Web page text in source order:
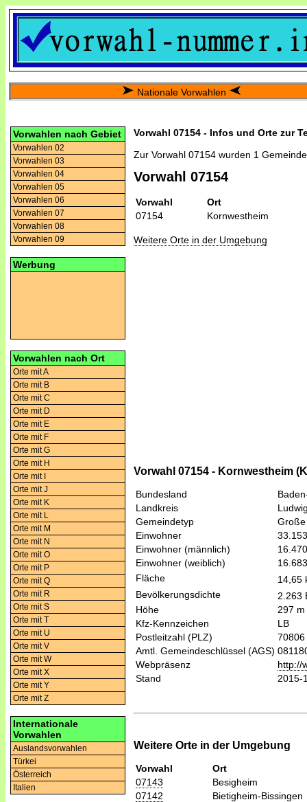
Nationale Vorwahlen
Vorwahlen nach Gebiet
Vorwahlen 02
Vorwahlen 03
Vorwahlen 04
Vorwahlen 05
Vorwahlen 06
Vorwahlen 07
Vorwahlen 08
Vorwahlen 09
Werbung
Vorwahlen nach Ort
Orte mit A
Orte mit B
Orte mit C
Orte mit D
Orte mit E
Orte mit F
Orte mit G
Orte mit H
Orte mit I
Orte mit J
Orte mit K
Orte mit L
Orte mit M
Orte mit N
Orte mit O
Orte mit P
Orte mit Q
Orte mit R
Orte mit S
Orte mit T
Orte mit U
Orte mit V
Orte mit W
Orte mit X
Orte mit Y
Orte mit Z
Internationale
Vorwahlen
Auslandsvorwahlen
Türkei
Österreich
Italien
Vorwahl 07154 - Infos und Orte zur
Zur Vorwahl 07154 wurden 1
Vorwahl 07154
Vorwahl
Ort
07154
Kornwestheim
Weitere Orte in der Umgebung
Vorwahl 07154 - Kornwestheim
Bundesland
Landkreis
Gemeindetyp
Einwohner
33.153
Einwohner (männlich)
16.470
Einwohner (weiblich)
16.683
Fläche
14,65
Bevölkerungsdichte
2.263
Höhe
297 m
Kfz-Kennzeichen
LB
Postleitzahl (PLZ)
70806
Amtl. Gemeindeschlüssel (AGS)
Webpräsenz
http://
Stand
2015-
Weitere Orte in der Umgebung
Vorwahl
Ort
07143
Besigheim
07142
Bietigheim-Bissingen